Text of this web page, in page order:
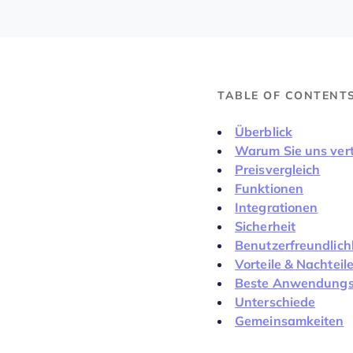
TABLE OF
Überblick
Warum Sie uns
Preisvergleich
Funktionen
Integrationen
Sicherheit
Vorteile & Nachteile
Beste
Unterschiede
Gemeinsamkeiten